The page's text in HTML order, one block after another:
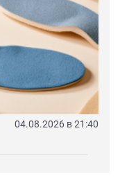
04.08.2026 в 21:40